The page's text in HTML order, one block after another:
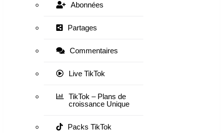
Abonnées
Partages
Commentaires
Live TikTok
TikTok – Plans de
croissance Unique
Packs TikTok